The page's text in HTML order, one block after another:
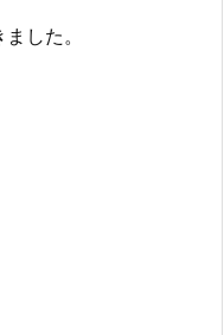
した。